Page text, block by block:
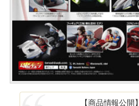
【商品情報公開】